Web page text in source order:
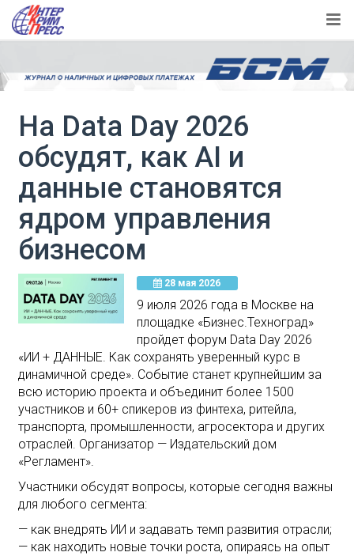
На Data Day 2026
обсудят, как AI и
данные становятся
ядром управления
бизнесом
28 мая 2026
9 июля 2026 года в Москве на
площадке «Бизнес.Техноград»
пройдет форум Data Day 2026
«ИИ + ДАННЫЕ. Как сохранять уверенный курс в
динамичной среде». Событие станет крупнейшим за
всю историю проекта и объединит более 1500
участников и 60+ спикеров из финтеха, ритейла,
транспорта, промышленности, агросектора и других
отраслей. Организатор — Издательский дом
«Регламент».
Участники обсудят вопросы, которые сегодня важны
для любого сегмента:
— как внедрять ИИ и задавать темп развития отрасли;
— как находить новые точки роста, опираясь на опыт